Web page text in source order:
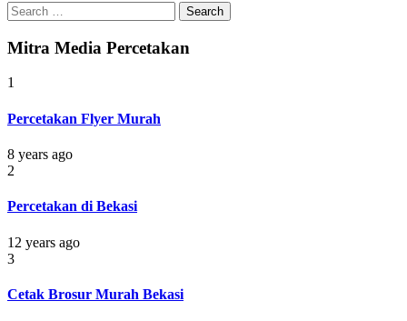
Search
for:
Mitra Media Percetakan
1
Percetakan Flyer Murah
8 years ago
2
Percetakan di Bekasi
12 years ago
3
Cetak Brosur Murah Bekasi